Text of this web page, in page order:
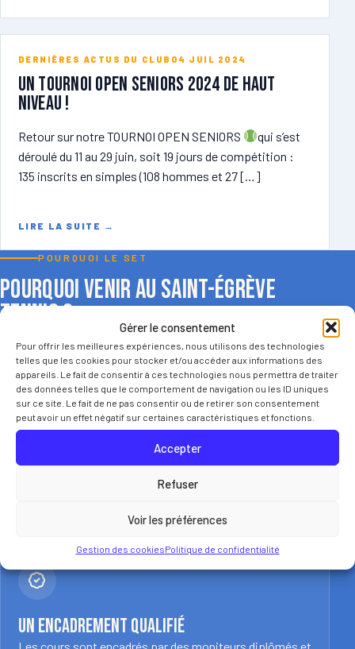
Gérer le consentement
Pour offrir les meilleures expériences, nous utilisons des technologies
telles que les cookies pour stocker et/ou accéder aux informations des
appareils. Le fait de consentir à ces technologies nous permettra de traiter
des données telles que le comportement de navigation ou les ID uniques
sur ce site. Le fait de ne pas consentir ou de retirer son consentement
peut avoir un effet négatif sur certaines caractéristiques et fonctions.
Accepter
Refuser
Voir les préférences
Gestion des cookiesPolitique de confidentialité
DERNIÈRES ACTUS DU CLUB 04 JUIL 2024
Un tournoi open seniors 2024 de haut
niveau !
Retour sur notre TOURNOI OPEN SENIORS
qui s’est
déroulé du 11 au 29 juin, soit 19 jours de compétition :
135 inscrits en simples (108 hommes et 27 […]
LIRE LA SUITE →
POURQUOI LE SET
Pourquoi venir au Saint-Égrève
Tennis ?
Des installations pour jouer toute l’année
Le club dispose d’équipements adaptés, avec terrains
extérieurs et terrains couverts.
Un encadrement qualifié